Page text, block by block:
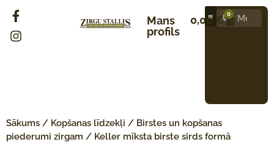
Mans
profils
0,00 € 0
Sākums / Kopšanas līdzekļi / Birstes un kopšanas
piederumi zirgam / Keller mīksta birste sirds formā